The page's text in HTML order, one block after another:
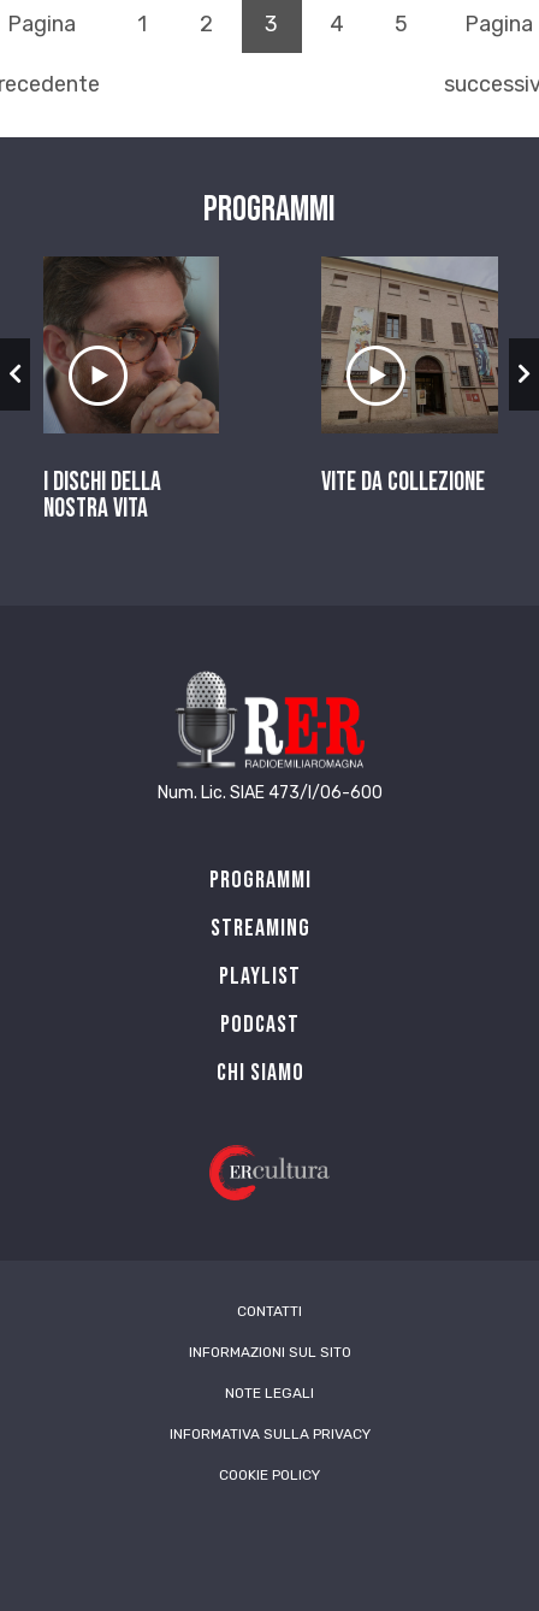
Pagina 1 2 3 (pagina corrente)
4 5 Pagina
Programmi
Ascolta il servizio
I dischi della
nostra vita
Ascolta il
Vite da Collezione
Num. Lic. SIAE 473/I/06-600
Programmi
Streaming
Playlist
PODCAST
Chi siamo
CONTATTI
INFORMAZIONI SUL SITO
NOTE LEGALI
INFORMATIVA SULLA PRIVACY
COOKIE POLICY